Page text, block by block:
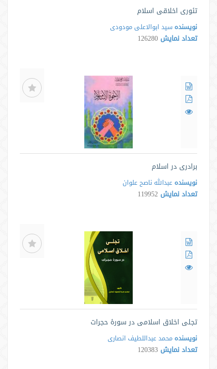
تئوری اخلاقی اسلام
نویسنده سید ابوالاعلی مودودی
تعداد نمایش 126280
برادری در اسلام
نویسنده عبدالله ناصح علوان
تعداد نمایش 119952
تجلی اخلاق اسلامی در سورۀ حجرات
نویسنده محمد عبداللطیف انصاری
تعداد نمایش 120383